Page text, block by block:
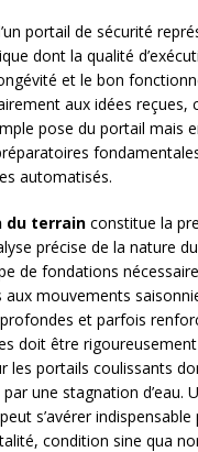
portail de sécurité
dont la qualité
et le bon
aux idées reçues,
pose du portail mais
automatisés.
du terrain constitue la
précise de la nature
de fondations
aux mouvements
et parfois
doit être
les portails coulissants
une stagnation d’eau.
peut s’avérer
condition sine qua